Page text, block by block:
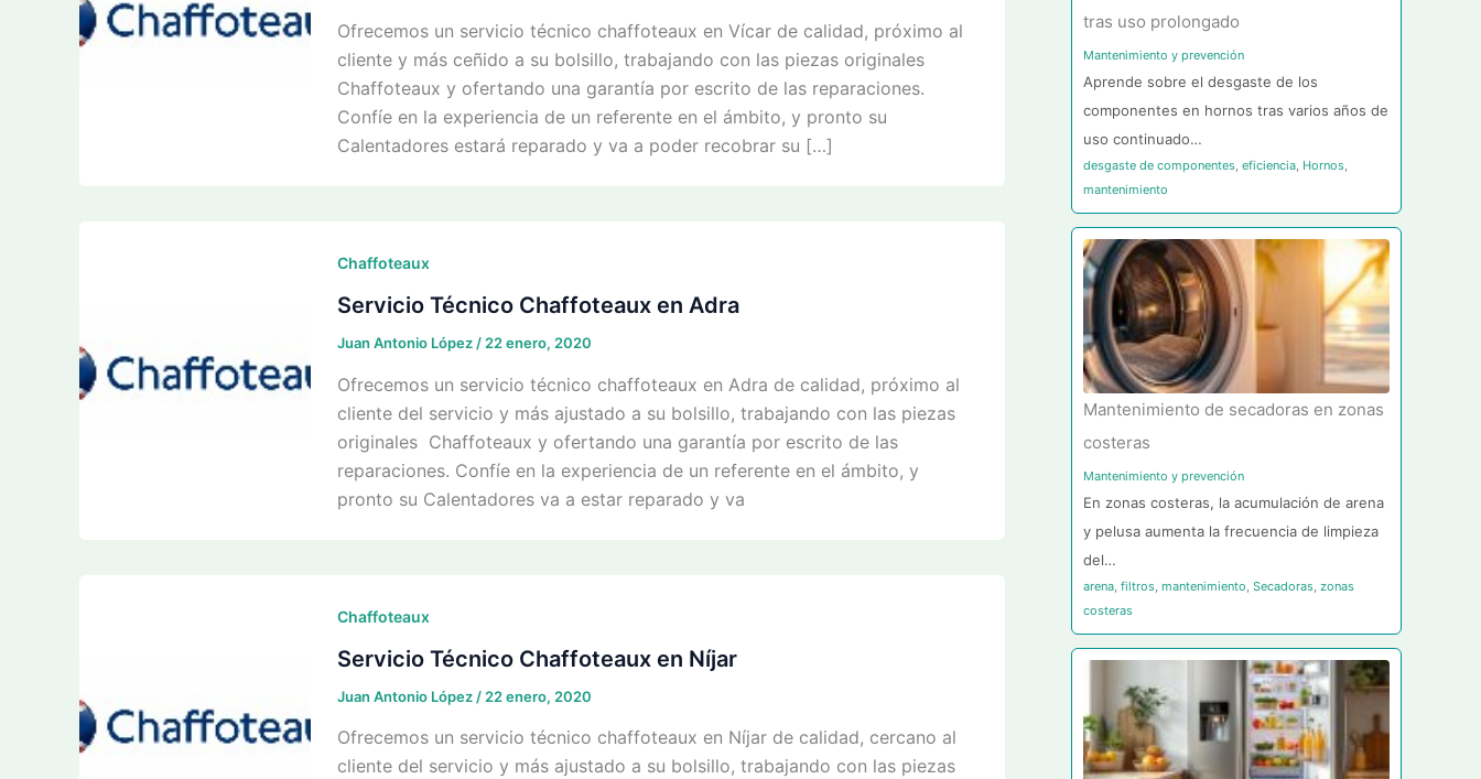
Ofrecemos un servicio técnico chaffoteaux en Vícar de calidad, próximo al
cliente y más ceñido a su bolsillo, trabajando con las piezas originales
Chaffoteaux y ofertando una garantía por escrito de las reparaciones.
Confíe en la experiencia de un referente en el ámbito, y pronto su
Calentadores estará reparado y va a poder recobrar su […]
Chaffoteaux
Servicio Técnico Chaffoteaux en Adra
Juan Antonio López / 22 enero, 2020
Ofrecemos un servicio técnico chaffoteaux en Adra de calidad, próximo al
cliente del servicio y más ajustado a su bolsillo, trabajando con las piezas
originales Chaffoteaux y ofertando una garantía por escrito de las
reparaciones. Confíe en la experiencia de un referente en el ámbito, y
pronto su Calentadores va a estar reparado y va
Chaffoteaux
Servicio Técnico Chaffoteaux en Níjar
Juan Antonio López / 22 enero, 2020
Ofrecemos un servicio técnico chaffoteaux en Níjar de calidad, cercano al
cliente del servicio y más ajustado a su bolsillo, trabajando con las piezas
tras uso prolongado
Mantenimiento y prevención
Aprende sobre el desgaste de los
componentes en hornos tras varios años de
uso continuado…
desgaste de componentes, eficiencia, Hornos,
mantenimiento
Mantenimiento de secadoras en zonas
costeras
Mantenimiento y prevención
En zonas costeras, la acumulación de arena
y pelusa aumenta la frecuencia de limpieza
del…
arena, filtros, mantenimiento, Secadoras, zonas
costeras